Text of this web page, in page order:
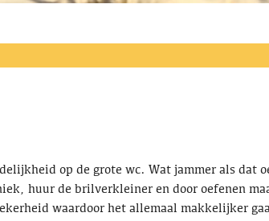
op de grote wc. Wat jammer als dat
huur de brilverkleiner en door oefenen
waardoor het allemaal makkelijker